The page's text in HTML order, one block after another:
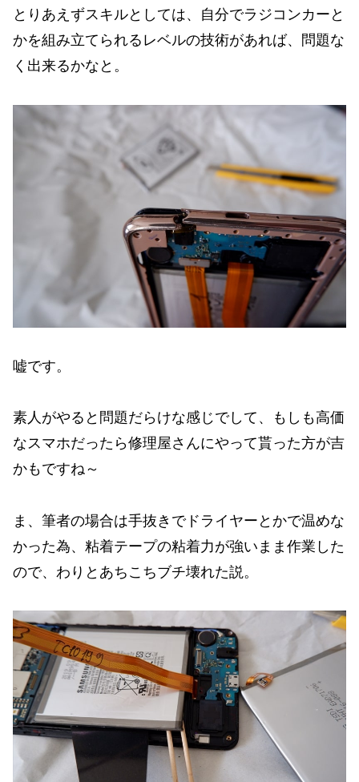
とりあえずスキルとしては、自分でラジコンカーと
かを組み立てられるレベルの技術があれば、問題な
く出来るかなと。
嘘です。
素人がやると問題だらけな感じでして、もしも高価
なスマホだったら修理屋さんにやって貰った方が吉
かもですね～
ま、筆者の場合は手抜きでドライヤーとかで温めな
かった為、粘着テープの粘着力が強いまま作業した
ので、わりとあちこちブチ壊れた説。